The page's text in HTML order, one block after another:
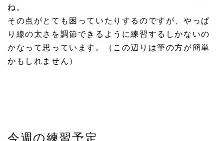
ね。
その点がとても困っていたりするのですが、やっぱ
り線の太さを調節できるように練習するしかないの
かなって思っています。（この辺りは筆の方が簡単
かもしれません）
今週の練習予定